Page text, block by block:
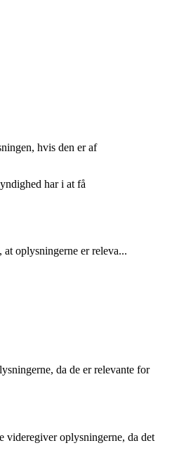
hvis den er af
har i at få
oplysningerne er releva...
da de er relevante for
videregiver oplysningerne, da det